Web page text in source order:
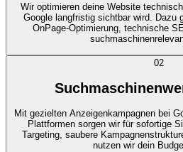
Wir optimieren deine Website
Google langfristig sichtbar wird. Dazu
OnPage-Optimierung, technische
02
Mit gezielten Anzeigenkampagnen bei
Plattformen sorgen wir für sofortige
Targeting, saubere
nutzen wir dein